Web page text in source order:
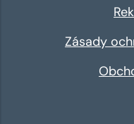
Zásady